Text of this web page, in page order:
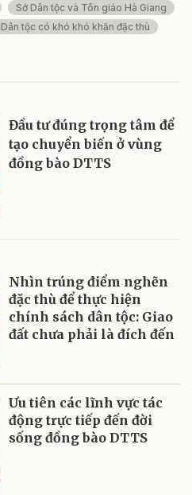
Sở Dân tộc và Tôn giáo Hà Giang
Dân tộc có khó khó khăn đặc thù
Đầu tư đúng trọng tâm để
tạo chuyển biến ở vùng
đồng bào DTTS
Nhìn trúng điểm nghẽn
đặc thù để thực hiện
chính sách dân tộc: Giao
đất chưa phải là đích đến
Ưu tiên các lĩnh vực tác
động trực tiếp đến đời
sống đồng bào DTTS